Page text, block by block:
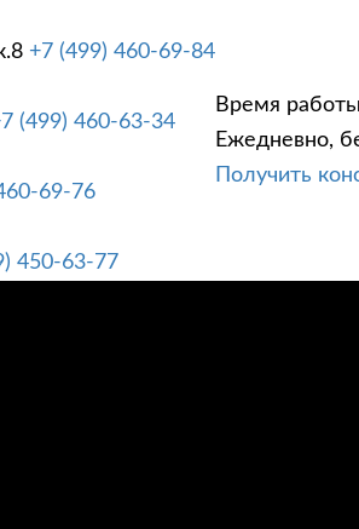
+7 (499) 460-69-84
(499) 460-63-34
69-76
450-63-77
Время
Ежедневно,
Получить